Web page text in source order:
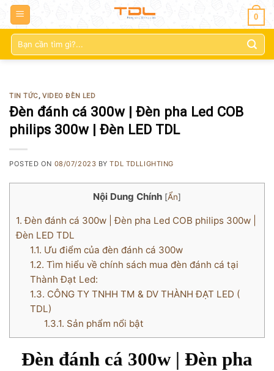
0
Tìm
kiếm:
TIN TỨC,VIDEO ĐÈN LED
Đèn đánh cá 300w | Đèn pha Led COB
philips 300w | Đèn LED TDL
POSTED ON 08/07/2023 BYTDL TDLLIGHTING
Nội Dung Chính [Ẩn]
1. Đèn đánh cá 300w | Đèn pha Led COB philips 300w |
Đèn LED TDL
1.1. Ưu điểm của đèn đánh cá 300w
1.2. Tìm hiểu về chính sách mua đèn đánh cá tại
Thành Đạt Led:
1.3. CÔNG TY TNHH TM & DV THÀNH ĐẠT LED (
TDL)
1.3.1. Sản phẩm nổi bật
Đèn đánh cá 300w | Đèn pha